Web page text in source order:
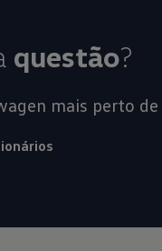
questão?
mais perto de